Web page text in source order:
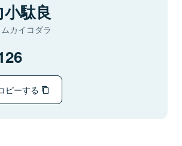
駄良
カイコダラ
ピーする